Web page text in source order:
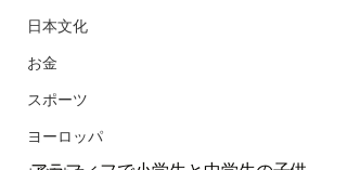
日本文化
お金
スポーツ
ヨーロッパ